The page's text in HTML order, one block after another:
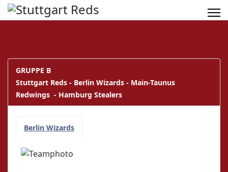
GRUPPE B
Stuttgart Reds - Berlin Wizards - Main-Taunus
Redwings - Hamburg Stealers
Berlin Wizards